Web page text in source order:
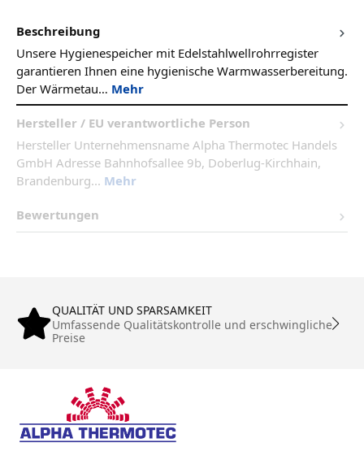
Beschreibung
Unsere Hygienespeicher mit Edelstahlwellrohrregister
garantieren Ihnen eine hygienische Warmwasserbereitung.
Der Wärmetau… Mehr
Hersteller / EU verantwortliche Person
Hersteller Unternehmensname Alpha Thermotec Handels
GmbH Adresse Bahnhofsallee 9b, Doberlug-Kirchhain,
Brandenburg... Mehr
Bewertungen
QUALITÄT UND SPARSAMKEIT
Umfassende Qualitätskontrolle und erschwingliche
Preise